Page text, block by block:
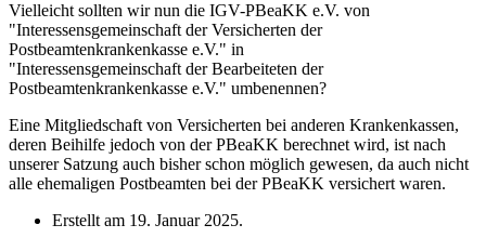
Vielleicht sollten wir nun die IGV-PBeaKK e.V. von
"Interessensgemeinschaft der Versicherten der
Postbeamtenkrankenkasse e.V." in
"Interessensgemeinschaft der Bearbeiteten der
Postbeamtenkrankenkasse e.V." umbenennen?
Eine Mitgliedschaft von Versicherten bei anderen Krankenkassen,
deren Beihilfe jedoch von der PBeaKK berechnet wird, ist nach
unserer Satzung auch bisher schon möglich gewesen, da auch nicht
alle ehemaligen Postbeamten bei der PBeaKK versichert waren.
Erstellt am 19. Januar 2025.